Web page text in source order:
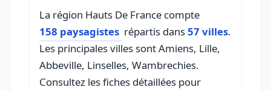
La région Hauts De France compte
158 paysagistes répartis dans57 villes.
Les principales villes sont Amiens, Lille,
Abbeville, Linselles, Wambrechies.
Consultez les fiches détaillées pour